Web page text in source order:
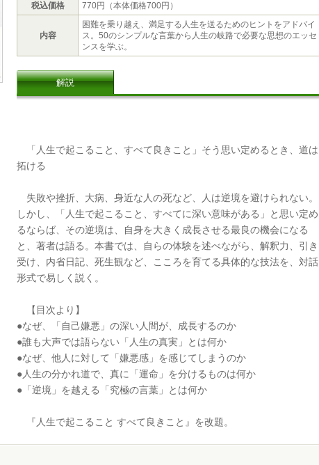
税込価格
770円（本体価格700円）
内容
困難を乗り越え、満足する人生を送るためのヒントをアドバイ
ス。50のシンプルな言葉から人生の岐路で必要な思想のエッセ
ンスを学ぶ。
解説
「人生で起こること、すべて良きこと」そう思い定めるとき、道は
拓ける
失敗や挫折、大病、身近な人の死など、人は逆境を避けられない。
しかし、「人生で起こること、すべてに深い意味がある」と思い定め
るならば、その逆境は、自身を大きく成長させる最良の機会になる
と、著者は語る。本書では、自らの体験を述べながら、解釈力、引き
受け、内省日記、死生観など、こころを育てる具体的な技法を、対話
形式で易しく説く。
【目次より】
●なぜ、「自己嫌悪」の深い人間が、成長するのか
●誰も大声では語らない「人生の真実」とは何か
●なぜ、他人に対して「嫌悪感」を感じてしまうのか
●人生の分かれ道で、真に「運命」を分けるものは何か
●「逆境」を越える「究極の言葉」とは何か
『人生で起こること すべて良きこと』を改題。